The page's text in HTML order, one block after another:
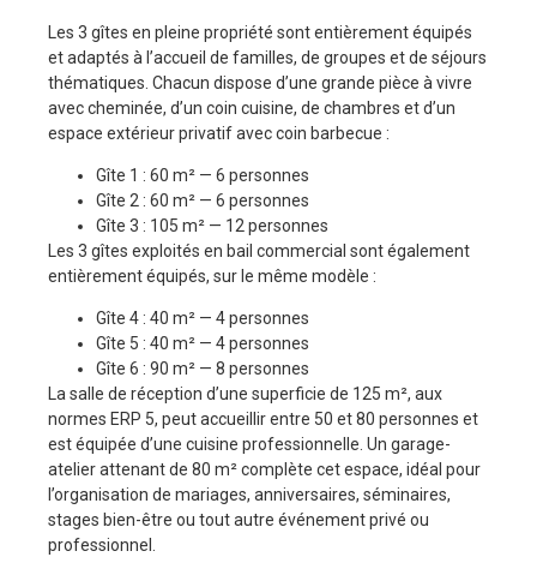
Les 3 gîtes en pleine propriété sont entièrement équipés
et adaptés à l’accueil de familles, de groupes et de séjours
thématiques. Chacun dispose d’une grande pièce à vivre
avec cheminée, d’un coin cuisine, de chambres et d’un
espace extérieur privatif avec coin barbecue :
Gîte 1 : 60 m² — 6 personnes
Gîte 2 : 60 m² — 6 personnes
Gîte 3 : 105 m² — 12 personnes
Les 3 gîtes exploités en bail commercial sont également
entièrement équipés, sur le même modèle :
Gîte 4 : 40 m² — 4 personnes
Gîte 5 : 40 m² — 4 personnes
Gîte 6 : 90 m² — 8 personnes
La salle de réception d’une superficie de 125 m², aux
normes ERP 5, peut accueillir entre 50 et 80 personnes et
est équipée d’une cuisine professionnelle. Un garage-
atelier attenant de 80 m² complète cet espace, idéal pour
l’organisation de mariages, anniversaires, séminaires,
stages bien-être ou tout autre événement privé ou
professionnel.